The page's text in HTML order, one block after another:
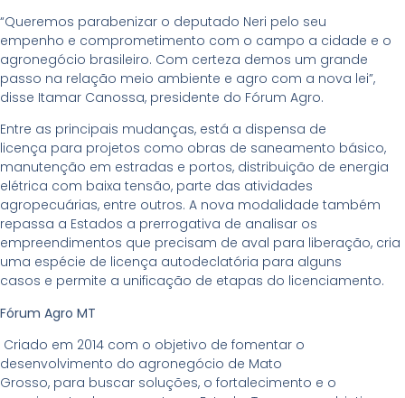
“Queremos parabenizar o deputado Neri pelo seu
empenho e comprometimento com o campo a cidade e o
agronegócio brasileiro. Com certeza demos um grande
passo na relação meio ambiente e agro com a nova lei”,
disse Itamar Canossa, presidente do Fórum Agro.
Entre as principais mudanças, está a dispensa de
licença para projetos como obras de saneamento básico,
manutenção em estradas e portos, distribuição de energia
elétrica com baixa tensão, parte das atividades
agropecuárias, entre outros. A nova modalidade também
repassa a Estados a prerrogativa de analisar os
empreendimentos que precisam de aval para liberação, cria
uma espécie de licença autodeclatória para alguns
casos e permite a unificação de etapas do licenciamento.
Fórum Agro MT
Criado em 2014 com o objetivo de fomentar o
desenvolvimento do agronegócio de Mato
Grosso, para buscar soluções, o fortalecimento e o